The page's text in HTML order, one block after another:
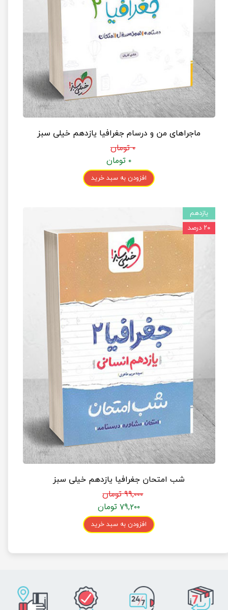
ماجراهای من و درسام جغرافیا یازدهم خیلی سبز
۰ تومان
۰ تومان
افزودن به سبد خرید
شب امتحان جغرافیا یازدهم خیلی سبز
۹۹,۰۰۰ تومان
۷۹,۲۰۰ تومان
افزودن به سبد خرید
یازدهم
۲۰ درصد